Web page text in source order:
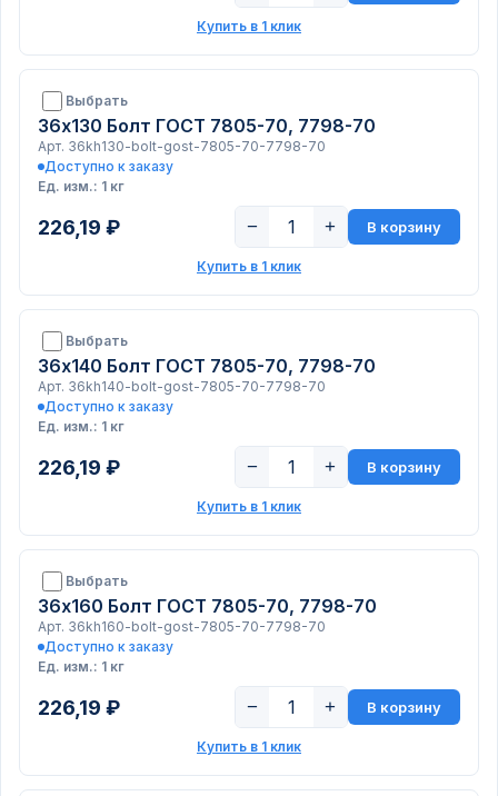
Купить в 1 клик
Выбрать
36х130 Болт ГОСТ 7805-70, 7798-70
Арт. 36kh130-bolt-gost-7805-70-7798-70
Доступно к заказу
Ед. изм.: 1 кг
226,19 ₽ − + В корзину
Купить в 1 клик
Выбрать
36х140 Болт ГОСТ 7805-70, 7798-70
Арт. 36kh140-bolt-gost-7805-70-7798-70
Доступно к заказу
Ед. изм.: 1 кг
226,19 ₽ − + В корзину
Купить в 1 клик
Выбрать
36х160 Болт ГОСТ 7805-70, 7798-70
Арт. 36kh160-bolt-gost-7805-70-7798-70
Доступно к заказу
Ед. изм.: 1 кг
226,19 ₽ − + В корзину
Купить в 1 клик